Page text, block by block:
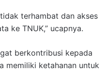
terhambat dan akses
ke TNUK,” ucapnya.
berkontribusi kepada
memiliki ketahanan untuk